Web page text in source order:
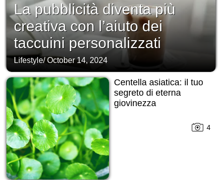
La pubblicità diventa più
creativa con l’aiuto dei
taccuini personalizzati
Lifestyle/October 14, 2024
Centella asiatica: il tuo
segreto di eterna
giovinezza
4